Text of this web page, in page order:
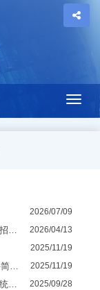
2026/07/09
中国科学院微电子研究所海外优秀青年人才招聘启事 2026/04/13
2025/11/19
2026年度中国科学院微电子研究所校园招聘简章（长期有效） 2025/11/19
中国科学院微电子研究所人工智能芯片与系统研发中心副主任招聘启事 2025/09/28